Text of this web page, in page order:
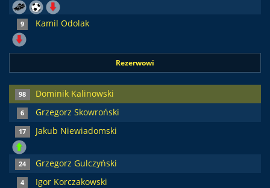
9 Kamil Odolak
Rezerwowi
98 Dominik Kalinowski
6 Grzegorz Skowroński
17 Jakub Niewiadomski
24 Grzegorz Gulczyński
4 Igor Korczakowski